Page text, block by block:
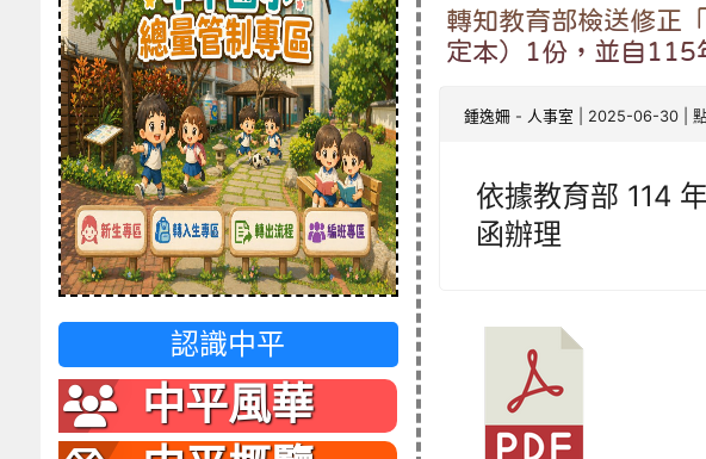
轉知教育部檢送修正
定本）1份，並自115
鍾逸姍- 人事室 | 2025-06-30 |
依據教育部 114
函辦理
認識中平
中平風華